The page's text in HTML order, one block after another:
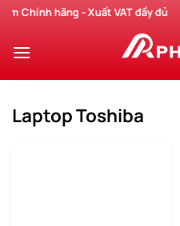
Chuyển
nội
hãng - Xuất VAT đầy đủ
Laptop Toshiba